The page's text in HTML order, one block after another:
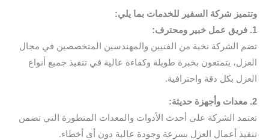
وتتميز شركة السفير للخدمات بما يلي:
1. فريق عمل خبير ومحترف:
تضم الشركة نخبة من الفنيين والمهندسين المتخصصين في مجال
العزل، يتمتعون بخبرة طويلة وكفاءة عالية في تنفيذ جميع أنواع
العزل بكل دقة واحترافية.
2. معدات وأجهزة حديثة:
تعتمد الشركة على أحدث الأدوات والمعدات المتطورة التي تضمن
تنفيذ أعمال العزل بسرعة وجودة عالية دون أي أخطاء.